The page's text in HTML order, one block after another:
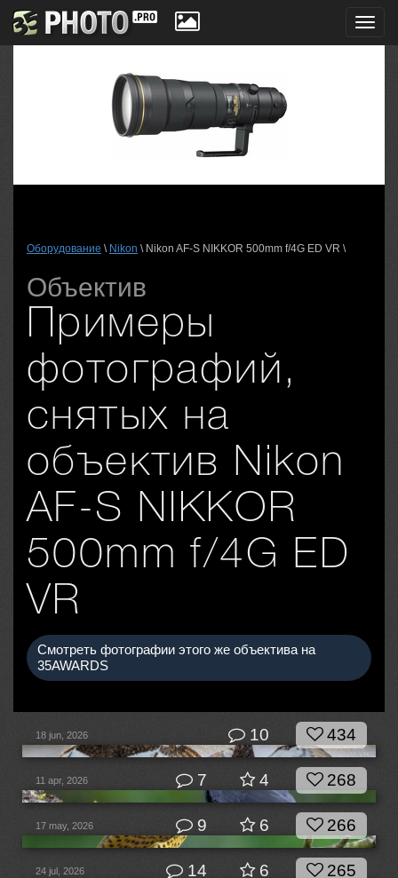
Оборудование \ Nikon \ Nikon AF-S NIKKOR 500mm f/4G ED VR \
Объектив
Примеры
фотографий,
снятых на
объектив Nikon
AF-S NIKKOR
500mm f/4G ED
VR
Смотреть фотографии этого же объектива на
35AWARDS
18 jun, 2026 10 434
11 apr, 2026 7 4 268
17 may, 2026 9 6 266
24 jul, 2026 14 6 265